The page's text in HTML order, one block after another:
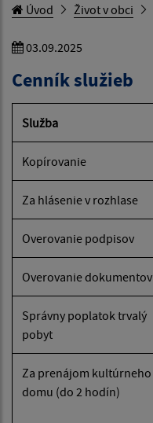
Úvod Život v obci
03.09.2025
Cenník služieb
Služba
Kopírovanie
Za hlásenie v rozhlase
Overovanie podpisov
Overovanie dokumentov
Správny poplatok trvalý
pobyt
Za prenájom kultúrneho
domu (do 2 hodín)